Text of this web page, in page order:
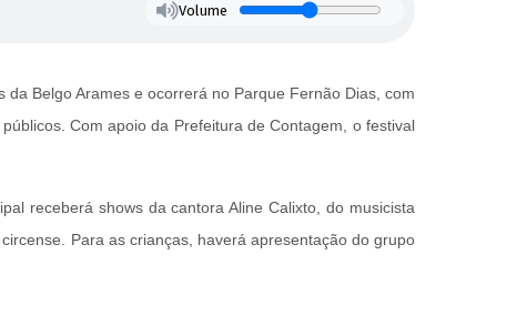
Volume
Belgo Arames e ocorrerá no Parque Fernão Dias, com
Com apoio da Prefeitura de Contagem, o festival
receberá shows da cantora Aline Calixto, do musicista
Para as crianças, haverá apresentação do grupo